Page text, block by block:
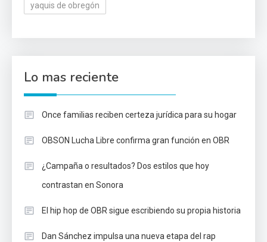
yaquis de obregón
Lo mas reciente
Once familias reciben certeza jurídica para su hogar
OBSON Lucha Libre confirma gran función en OBR
¿Campaña o resultados? Dos estilos que hoy
contrastan en Sonora
El hip hop de OBR sigue escribiendo su propia historia
Dan Sánchez impulsa una nueva etapa del rap